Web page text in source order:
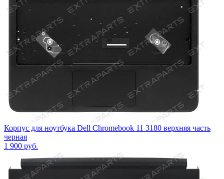
Корпус для ноутбука Dell Chromebook 11 3180 верхняя часть
черная
1 900 руб.